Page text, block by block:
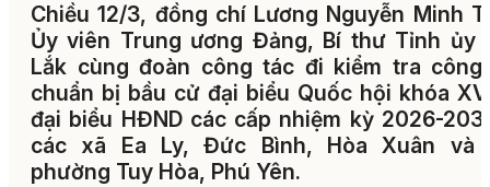
Chiều 12/3, đồng chí Lương Nguyễn Minh
Ủy viên Trung ương Đảng, Bí thư Tỉnh ủy
Lắk cùng đoàn công tác đi kiểm tra công
chuẩn bị bầu cử đại biểu Quốc hội khóa
đại biểu HĐND các cấp nhiệm kỳ 2026-
các xã Ea Ly, Đức Bình, Hòa Xuân và
phường Tuy Hòa, Phú Yên.